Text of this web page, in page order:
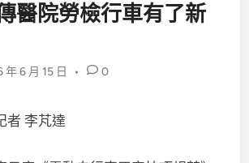
醫院勞檢行車有了新
年 6 月 15 日 • 0
者 李芃達